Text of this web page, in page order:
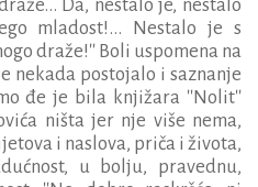
Da, nestalo je, nestalo
mladost!... Nestalo je s
draže!'' Boli uspomena na
nekada postojalo i saznanje
đe je bila knjižara ''Nolit''
ništa jer nje više nema,
i naslova, priča i života,
u bolju, pravednu,